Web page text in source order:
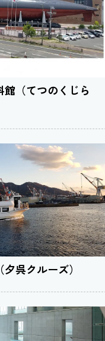
（てつのくじら
呉クルーズ）